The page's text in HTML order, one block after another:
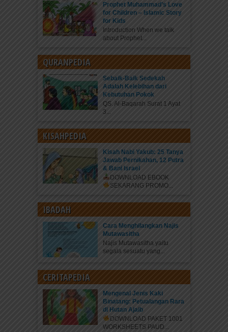
Prophet Muhammad’s Love
for Children – Islamic Story
for Kids
Introduction When we talk
about Prophet...
QURANPEDIA
Sebaik-Baik Sedekah
Adalah Kelebihan dari
Kebutuhan Pokok
QS. Al-Baqarah Surat 1 Ayat
3...
KISAHPEDIA
Kisah Nabi Yakub: 25 Tanya
Jawab Pernikahan, 12 Putra
& Bani Israel
DOWNLOAD EBOOK
SEKARANG PROMO...
IBADAH
Cara Menghilangkan Najis
Mutawasitha
Najis Mutawasitha yaitu
segala sesuatu yang...
CERITAPEDIA
Mengenal Jenis Kaki
Binatang: Petualangan Rara
di Hutan Ajaib
DOWNLOAD PAKET 1001
WORKSHEETS PAUD...